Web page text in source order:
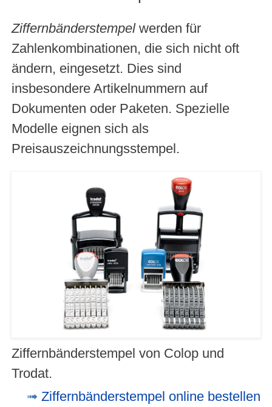
Ziffernbänderstempelwerden für
Zahlenkombinationen, die sich nicht oft
ändern, eingesetzt. Dies sind
insbesondere Artikelnummern auf
Dokumenten oder Paketen. Spezielle
Modelle eignen sich als
Preisauszeichnungsstempel.
Ziffernbänderstempel von Colop und
Trodat.
Ziffernbänderstempel online bestellen